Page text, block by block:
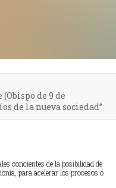
de 9 de
de la nueva sociedad”
concientes de la posibilidad de
para acelerar los procesos o